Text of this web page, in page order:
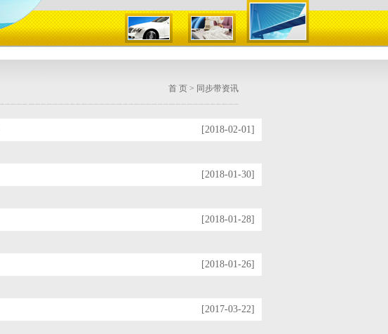
首 页 > 同步带资讯
[2018-02-01]
[2018-01-30]
[2018-01-28]
[2018-01-26]
[2017-03-22]